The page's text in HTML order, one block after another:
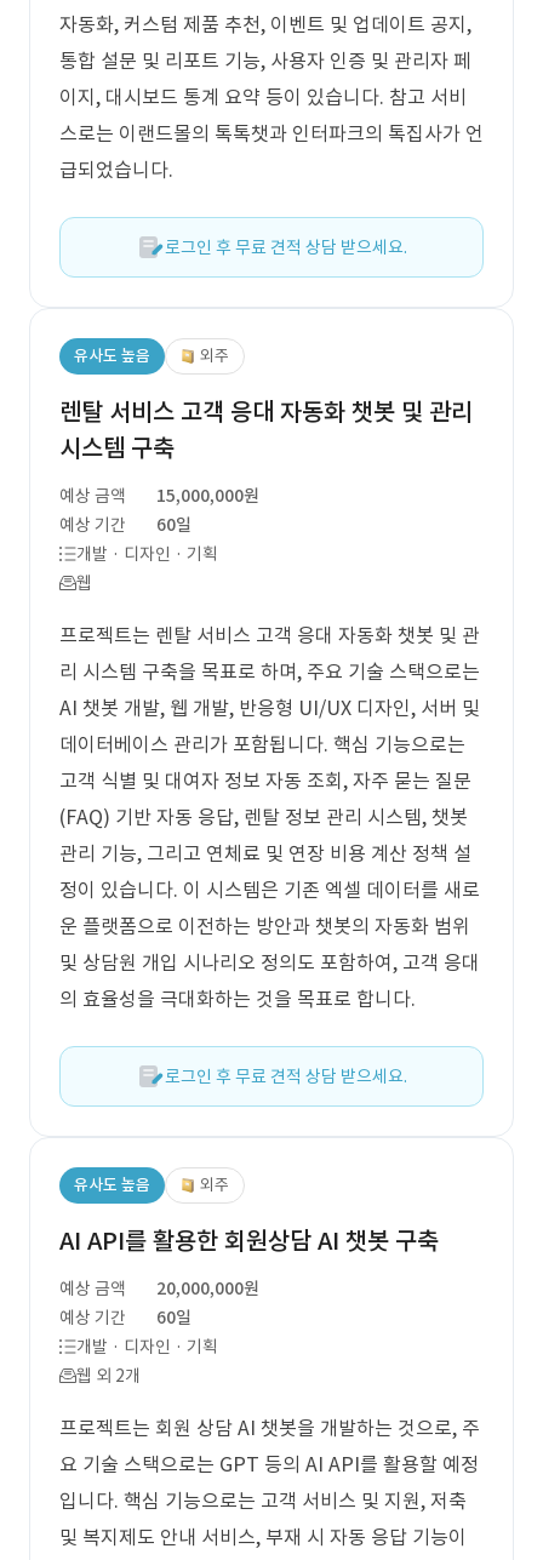
자동화, 커스텀 제품 추천, 이벤트 및 업데이트 공지,
통합 설문 및 리포트 기능, 사용자 인증 및 관리자 페
이지, 대시보드 통계 요약 등이 있습니다. 참고 서비
스로는 이랜드몰의 톡톡챗과 인터파크의 톡집사가 언
급되었습니다.
로그인 후 무료 견적 상담 받으세요.
유사도 높음 외주
렌탈 서비스 고객 응대 자동화 챗봇 및 관리
시스템 구축
예상 금액
15,000,000원
예상 기간
60일
개발 · 디자인 · 기획
웹
프로젝트는 렌탈 서비스 고객 응대 자동화 챗봇 및 관
리 시스템 구축을 목표로 하며, 주요 기술 스택으로는
AI 챗봇 개발, 웹 개발, 반응형 UI/UX 디자인, 서버 및
데이터베이스 관리가 포함됩니다. 핵심 기능으로는
고객 식별 및 대여자 정보 자동 조회, 자주 묻는 질문
(FAQ) 기반 자동 응답, 렌탈 정보 관리 시스템, 챗봇
관리 기능, 그리고 연체료 및 연장 비용 계산 정책 설
정이 있습니다. 이 시스템은 기존 엑셀 데이터를 새로
운 플랫폼으로 이전하는 방안과 챗봇의 자동화 범위
및 상담원 개입 시나리오 정의도 포함하여, 고객 응대
의 효율성을 극대화하는 것을 목표로 합니다.
로그인 후 무료 견적 상담 받으세요.
유사도 높음 외주
AI API를 활용한 회원상담 AI 챗봇 구축
예상 금액
20,000,000원
예상 기간
60일
개발 · 디자인 · 기획
웹 외 2개
프로젝트는 회원 상담 AI 챗봇을 개발하는 것으로, 주
요 기술 스택으로는 GPT 등의 AI API를 활용할 예정
입니다. 핵심 기능으로는 고객 서비스 및 지원, 저축
및 복지제도 안내 서비스, 부재 시 자동 응답 기능이